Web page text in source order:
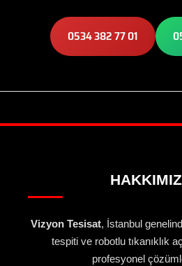
0534 382 77 01
Vizyon Tesisat, İstanbul
tespiti ve robotlu tıkanıklık
profesyonel